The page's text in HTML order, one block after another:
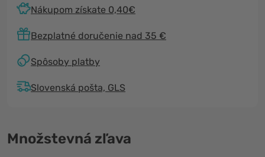
Nákupom získate 0,40€
Bezplatné doručenie nad 35 €
Spôsoby platby
Slovenská pošta, GLS
Množstevná zľava